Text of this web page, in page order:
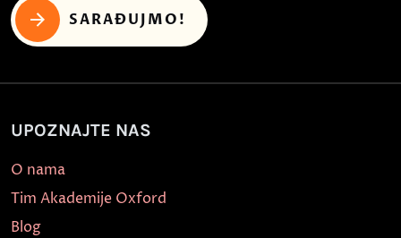
SARAĐUJMO!
UPOZNAJTE NAS
O nama
Tim Akademije Oxford
Blog